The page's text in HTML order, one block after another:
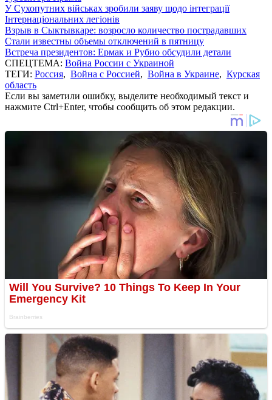
У Сухопутних військах зробили заяву щодо інтеграції
Інтернаціональних легіонів
Взрыв в Сыктывкаре: возросло количество пострадавших
Стали известны объемы отключений в пятницу
Встреча президентов: Ермак и Рубио обсудили детали
СПЕЦТЕМА: Война России с Украиной
ТЕГИ: Россия, Война с Россией, Война в Украине, Курская
область
Если вы заметили ошибку, выделите необходимый текст и
нажмите Ctrl+Enter, чтобы сообщить об этом редакции.